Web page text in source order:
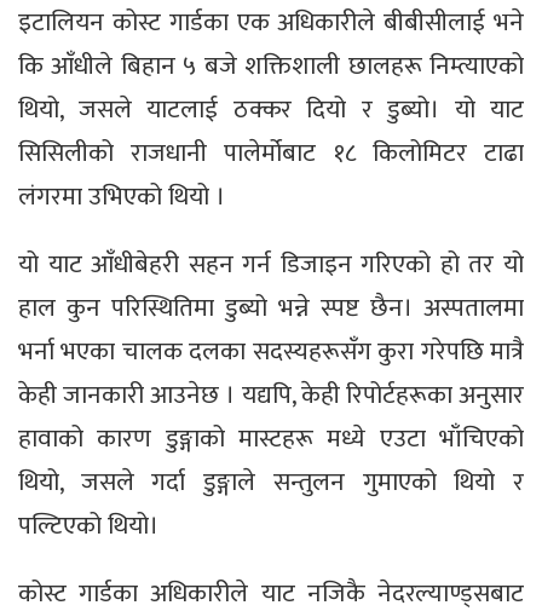
इटालियन कोस्ट गार्डका एक अधिकारीले बीबीसीलाई भने
कि आँधीले बिहान ५ बजे शक्तिशाली छालहरू निम्त्याएको
थियो, जसले याटलाई ठक्कर दियो र डुब्यो। यो याट
सिसिलीको राजधानी पालेर्मोबाट १८ किलोमिटर टाढा
लंगरमा उभिएको थियो ।
यो याट आँधीबेहरी सहन गर्न डिजाइन गरिएको हो तर यो
हाल कुन परिस्थितिमा डुब्यो भन्ने स्पष्ट छैन। अस्पतालमा
भर्ना भएका चालक दलका सदस्यहरूसँग कुरा गरेपछि मात्रै
केही जानकारी आउनेछ । यद्यपि, केही रिपोर्टहरूका अनुसार
हावाको कारण डुङ्गाको मास्टहरू मध्ये एउटा भाँचिएको
थियो, जसले गर्दा डुङ्गाले सन्तुलन गुमाएको थियो र
पल्टिएको थियो।
कोस्ट गार्डका अधिकारीले याट नजिकै नेदरल्याण्ड्सबाट